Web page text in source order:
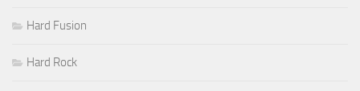
Hard Fusion
Hard Rock